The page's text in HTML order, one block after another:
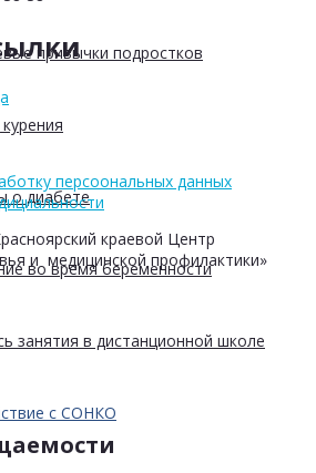
привычки подростков
о диабете
во время беременности
занятия в дистанционной школе
с СОНКО
персоональных данных
краевой Центр
и медицинской профилактики»